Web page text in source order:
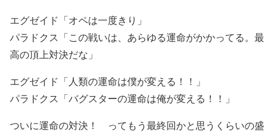
エグゼイド「オペは一度きり」
パラドクス「この戦いは、あらゆる運命がかかってる。最
高の頂上対決だな」
エグゼイド「人類の運命は僕が変える！！」
パラドクス「バグスターの運命は俺が変える！！」
ついに運命の対決！ ってもう最終回かと思うくらいの盛